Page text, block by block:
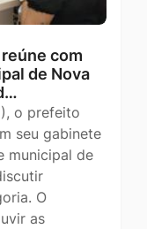
com
de Nova
o prefeito
seu gabinete
municipal de
O
as